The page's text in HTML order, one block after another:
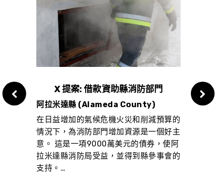
及 X 提案: 借款資助縣消防部門
阿拉米達縣 (Alameda County)
在日益增加的氣候危機火災和削減預算的
情況下，為消防部門增加資源是一個好主
意。 這是一項9000萬美元的債券，使阿
拉米達縣消防局受益，並得到縣參事會的
支持。…
V